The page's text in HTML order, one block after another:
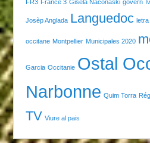
FR3 France 3 Gisela Naconaski govern
Josèp Anglada Languedoc letra
occitane Montpellier Municipales 2020
Garcia Occitanie Ostal
Narbonne Quim Torra
TV Viure al pais